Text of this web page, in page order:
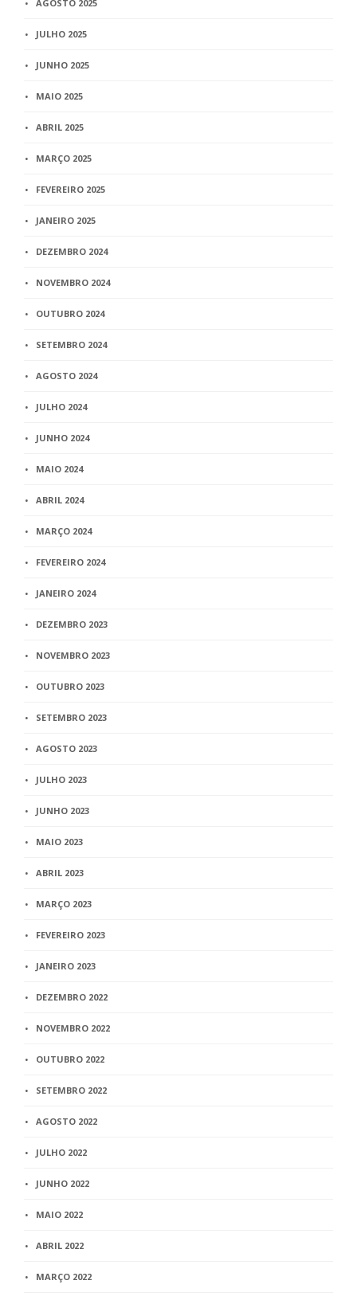
AGOSTO 2025
JULHO 2025
JUNHO 2025
MAIO 2025
ABRIL 2025
MARÇO 2025
FEVEREIRO 2025
JANEIRO 2025
DEZEMBRO 2024
NOVEMBRO 2024
OUTUBRO 2024
SETEMBRO 2024
AGOSTO 2024
JULHO 2024
JUNHO 2024
MAIO 2024
ABRIL 2024
MARÇO 2024
FEVEREIRO 2024
JANEIRO 2024
DEZEMBRO 2023
NOVEMBRO 2023
OUTUBRO 2023
SETEMBRO 2023
AGOSTO 2023
JULHO 2023
JUNHO 2023
MAIO 2023
ABRIL 2023
MARÇO 2023
FEVEREIRO 2023
JANEIRO 2023
DEZEMBRO 2022
NOVEMBRO 2022
OUTUBRO 2022
SETEMBRO 2022
AGOSTO 2022
JULHO 2022
JUNHO 2022
MAIO 2022
ABRIL 2022
MARÇO 2022